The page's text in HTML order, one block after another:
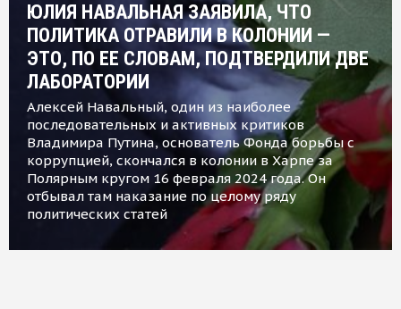
ЮЛИЯ НАВАЛЬНАЯ ЗАЯВИЛА, ЧТО
ПОЛИТИКА ОТРАВИЛИ В КОЛОНИИ —
ЭТО, ПО ЕЕ СЛОВАМ, ПОДТВЕРДИЛИ ДВЕ
ЛАБОРАТОРИИ
Алексей Навальный, один из наиболее
последовательных и активных критиков
Владимира Путина, основатель Фонда борьбы с
коррупцией, скончался в колонии в Харпе за
Полярным кругом 16 февраля 2024 года. Он
отбывал там наказание по целому ряду
политических статей